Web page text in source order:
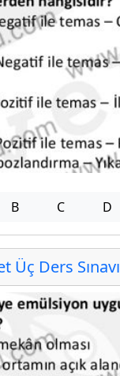
B C D
Üç Ders Sınavı